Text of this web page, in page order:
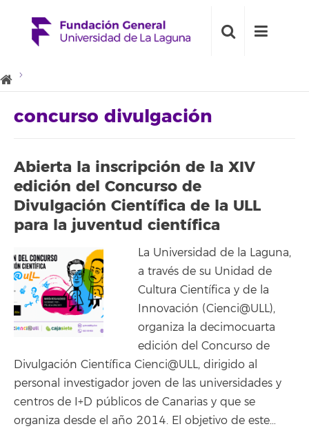
concurso divulgación
Abierta la inscripción de la XIV
edición del Concurso de
Divulgación Científica de la ULL
para la juventud científica
La Universidad de la Laguna,
a través de su Unidad de
Cultura Científica y de la
Innovación (Cienci@ULL),
organiza la decimocuarta
edición del Concurso de
Divulgación Científica Cienci@ULL, dirigido al
personal investigador joven de las universidades y
centros de I+D públicos de Canarias y que se
organiza desde el año 2014. El objetivo de este…